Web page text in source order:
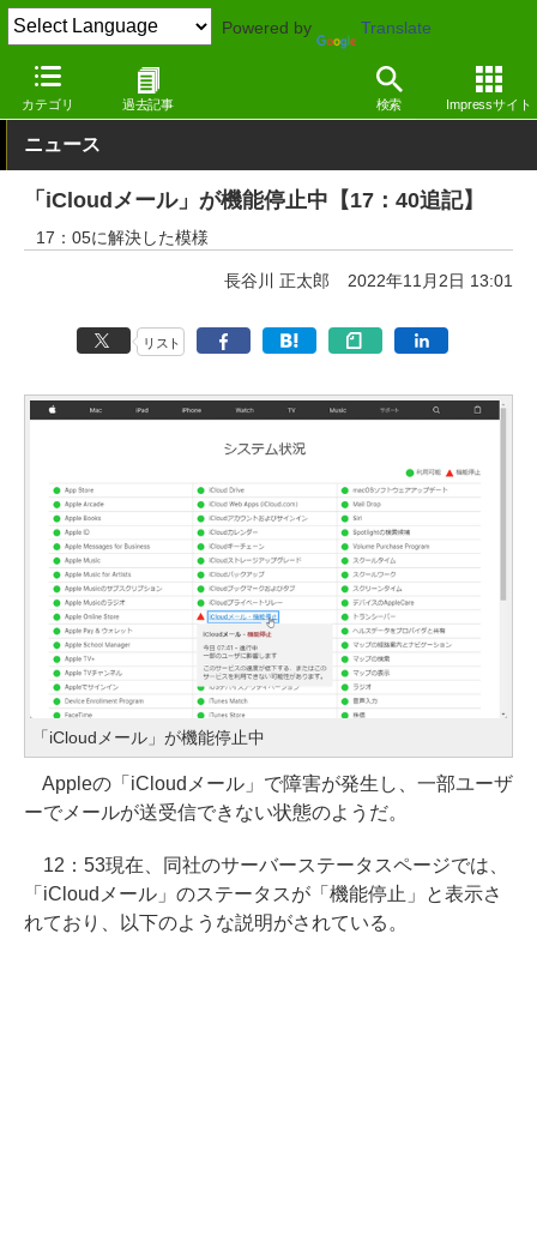
Powered by Translate
カテゴリ 過去記事 検索 Impressサイト
窓の杜 インターネット Webサービス
ニュース
「iCloudメール」が機能停止中【17：40追記】
17：05に解決した模様
長谷川 正太郎 2022年11月2日 13:01
リスト
「iCloudメール」が機能停止中
Appleの「iCloudメール」で障害が発生し、一部ユーザ
ーでメールが送受信できない状態のようだ。
12：53現在、同社のサーバーステータスページでは、
「iCloudメール」のステータスが「機能停止」と表示さ
れており、以下のような説明がされている。